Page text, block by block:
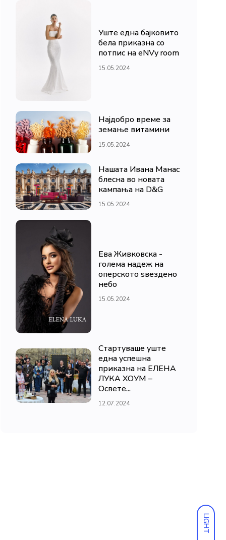
LIGHT
Уште една бајковито
бела приказна со
потпис на eNVy room
15.05.2024
Најдобро време за
земање витамини
15.05.2024
Нашата Ивана Манас
блесна во новата
кампања на D&G
15.05.2024
Ева Живковска -
голема надеж на
оперското ѕвездено
небо
15.05.2024
Стартуваше уште
една успешна
приказна на ЕЛЕНА
ЛУКА ХОУМ –
Освете...
12.07.2024